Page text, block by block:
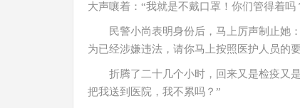
大声嚷着：“我就是不戴口罩！你们管得着吗
民警小尚表明身份后，马上厉声制止她
为已经涉嫌违法，请你马上按照医护人员的
折腾了二十几个小时，回来又是检疫又
把我送到医院，我不累吗？”